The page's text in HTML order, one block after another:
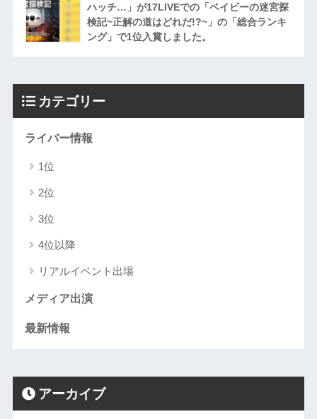
ハッチ…」が17LIVEでの「ベイビーの迷宮探
検記~正解の道はどれだ!?~」の「総合ランキ
ング」で1位入賞しました。
カテゴリー
ライバー情報
1位
2位
3位
4位以降
リアルイベント出場
メディア出演
最新情報
アーカイブ